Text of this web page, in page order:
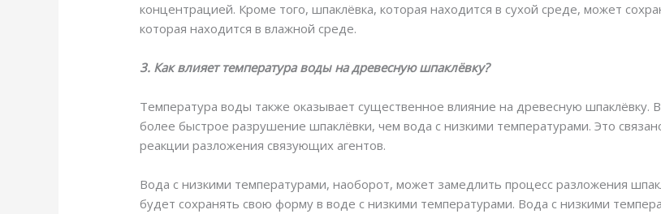
концентрацией. Кроме того, шпаклёвка, которая находится в сухой среде, может
которая находится в влажной среде.
3. Как влияет температура воды на древесную шпаклёвку?
Температура воды также оказывает существенное влияние на древесную шпаклёвку.
более быстрое разрушение шпаклёвки, чем вода с низкими температурами. Это
реакции разложения связующих агентов.
Вода с низкими температурами, наоборот, может замедлить процесс разложения
будет сохранять свою форму в воде с низкими температурами. Вода с низкими